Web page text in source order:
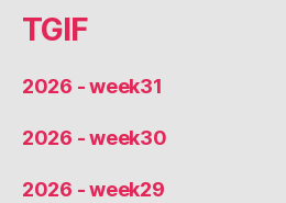
TGIF
2026 - week31
2026 - week30
2026 - week29